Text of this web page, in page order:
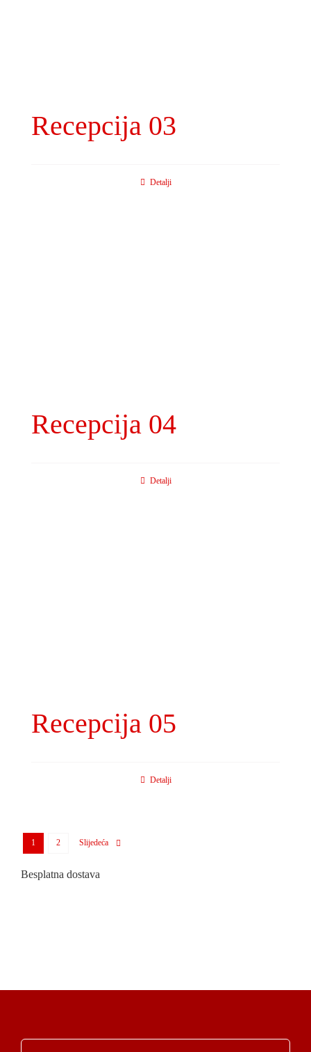
Besplatna dostava
Recepcija 03
Detalji
Recepcija 04
Detalji
Recepcija 05
Detalji
1 2 Slijedeća